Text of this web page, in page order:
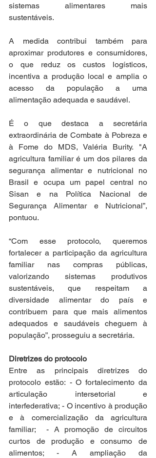
sistemas alimentares mais
sustentáveis.
A medida contribui também para
aproximar produtores e consumidores,
o que reduz os custos logísticos,
incentiva a produção local e amplia o
acesso da população a uma
alimentação adequada e saudável.
É o que destaca a secretária
extraordinária de Combate à Pobreza e
à Fome do MDS, Valéria Burity. "A
agricultura familiar é um dos pilares da
segurança alimentar e nutricional no
Brasil e ocupa um papel central no
Sisan e na Política Nacional de
Segurança Alimentar e Nutricional”,
pontuou.
“Com esse protocolo, queremos
fortalecer a participação da agricultura
familiar nas compras públicas,
valorizando sistemas produtivos
sustentáveis, que respeitam a
diversidade alimentar do país e
contribuem para que mais alimentos
adequados e saudáveis cheguem à
população”, prosseguiu a secretária.
Diretrizes do protocolo
Entre as principais diretrizes do
protocolo estão: - O fortalecimento da
articulação intersetorial e
interfederativa; - O incentivo à produção
e à comercialização da agricultura
familiar;  - A promoção de circuitos
curtos de produção e consumo de
alimentos; - A ampliação da